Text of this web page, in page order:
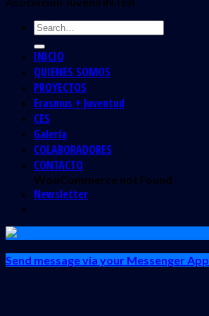
INICIO
QUIENES SOMOS
PROYECTOS
Erasmus + Juventud
CES
Galería
COLABORADORES
CONTACTO
WooCommerce not Found
Newsletter
Send message via your Messenger App